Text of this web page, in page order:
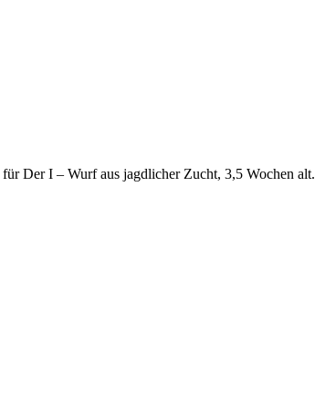
für Der I – Wurf aus jagdlicher Zucht, 3,5 Wochen alt.